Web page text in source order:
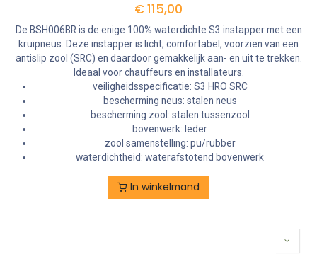
€115,00
De BSH006BR is de enige 100% waterdichte S3 instapper met een
kruipneus. Deze instapper is licht, comfortabel, voorzien van een
antislip zool (SRC) en daardoor gemakkelijk aan- en uit te trekken.
Ideaal voor chauffeurs en installateurs.
veiligheidsspecificatie: S3 HRO SRC
bescherming neus: stalen neus
bescherming zool: stalen tussenzool
bovenwerk: leder
zool samenstelling: pu/rubber
waterdichtheid: waterafstotend bovenwerk
In winkelmand